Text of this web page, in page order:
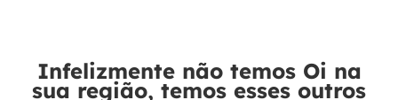
Infelizmente não temos Oi na
sua região, temos esses outros